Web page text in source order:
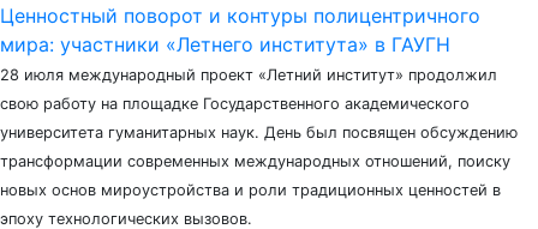
Ценностный поворот и контуры полицентричного
мира: участники «Летнего института» в ГАУГН
28 июля международный проект «Летний институт» продолжил
свою работу на площадке Государственного академического
университета гуманитарных наук. День был посвящен обсуждению
трансформации современных международных отношений, поиску
новых основ мироустройства и роли традиционных ценностей в
эпоху технологических вызовов.